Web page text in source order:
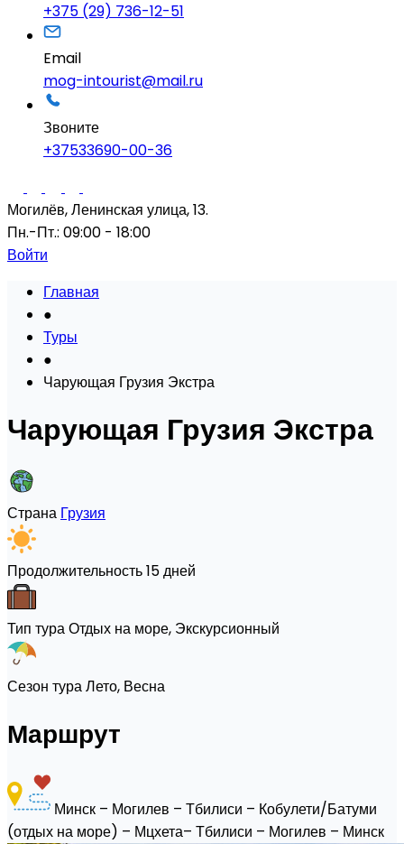
+375 (29) 736-12-51
Email
mog-intourist@mail.ru
Звоните
+37533690-00-36
Могилёв, Ленинская улица, 13.
Пн.-Пт.: 09:00 - 18:00
Войти
Главная
●
Туры
●
Чарующая Грузия Экстра
Чарующая Грузия Экстра
Страна Грузия
Продолжительность15 дней
Тип тураОтдых на море, Экскурсионный
Сезон тураЛето, Весна
Маршрут
Минск – Могилев – Тбилиси – Кобулети/Батуми
(отдых на море) – Мцхета– Тбилиси – Могилев – Минск